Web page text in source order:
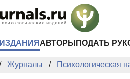
ИЗДАНИЯ АВТОРЫ ПОДАТЬ
Журналы Психологическая